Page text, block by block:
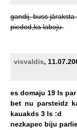
gandij, buss jāraksta
piedod,ka laboju.
visvaldis,
es domaju 19 ls par
bet nu parsteidz
kauakds 3 ls :d
nezkapec biju